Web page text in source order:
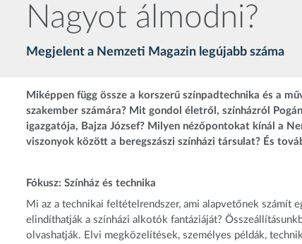
Nagyot álmodni?
Megjelent a Nemzeti Magazin legújabb száma
Miképpen függ össze a korszerű színpadtechnika és a
szakember számára? Mit gondol életről, színházról
igazgatója, Bajza József? Milyen nézőpontokat kínál a
viszonyok között a beregszászi színházi társulat? És
Fókusz: Színház és technika
Mi az a technikai feltételrendszer, ami alapvetőnek számít
elindíthatják a színházi alkotók fantáziáját?
olvashatják. Elvi megközelítések, személyes példák,